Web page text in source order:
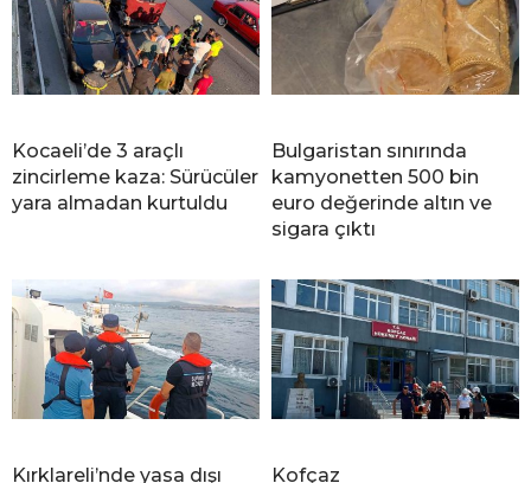
Kocaeli’de 3 araçlı
zincirleme kaza: Sürücüler
yara almadan kurtuldu
Bulgaristan sınırında
kamyonetten 500 bin
euro değerinde altın ve
sigara çıktı
Kırklareli’nde yasa dışı
Kofçaz